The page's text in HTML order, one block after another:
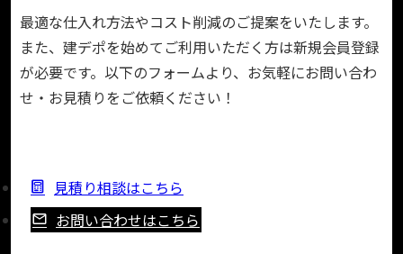
最適な仕入れ方法やコスト削減のご提案をいたします。
また、建デポを始めてご利用いただく方は新規会員登録
が必要です。以下のフォームより、お気軽にお問い合わ
せ・お見積りをご依頼ください！
見積り相談はこちら
お問い合わせはこちら